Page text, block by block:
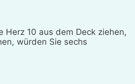
Herz 10 aus dem Deck ziehen,
würden Sie sechs